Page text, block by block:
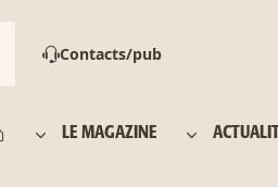
Contacts/pub
LE MAGAZINE